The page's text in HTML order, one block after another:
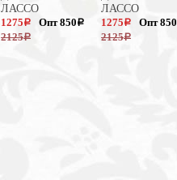
ЛАССО
1275 a
2125a
Опт 850 a
ЛАССО
1275 a
2125a
Опт 850